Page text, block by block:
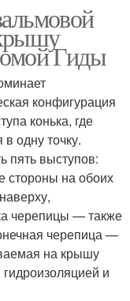
Гиды
конфигурация
конька, где
одну точку.
пять выступов:
стороны на обоих
черепицы — также
черепица —
на крышу
и